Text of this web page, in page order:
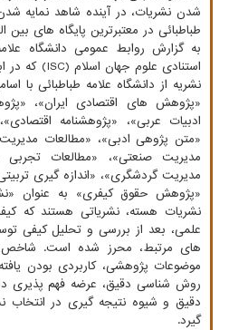
شدن نشریات، در آینده شاهد نمایه
طباطبائی در معتبرترین پایگاه های بین
به گزارش روابط عمومی دانشگاه علامه
نشریه از دانشگاه علامه طباطبائی
«پژوهش های اقتصادی ایران»،
ادبیات عربی»، «پژوهشنامه
«متن پژوهی ادبی»، «مطالعات
مدیریت صنعتی»، «مطالعات تجربی
مدیریت گردشگری»، «اندازه گیری
«پژوهش حقوق کیفری» به عنوان
نشریات هسته، نشریاتی هستند که
علمی، بعد از بررسی و تحلیل کیفی
های مرتبط، محرز شده است.
موضوعات پژوهشی، کاربردی بودن
روش شناسی دقیق، عرضه فهم پذیری
دقیق و شیوه نتیجه گیری در انتخاب
گیرد.